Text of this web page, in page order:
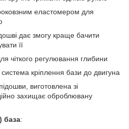
еластомером для
дає змогу краще бачити
її
регулювання глибини
кріплення бази до двигуна
виготовлена зі
захищає оброблювану
база: